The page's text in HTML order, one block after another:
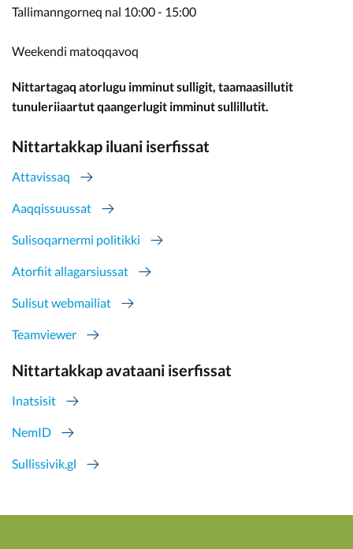
Tallimanngorneq nal 10:00 - 15:00
Weekendi matoqqavoq
Nittartagaq atorlugu imminut sulligit, taamaasillutit
tunuleriiaartut qaangerlugit imminut sullillutit.
Nittartakkap iluani iserfissat
Attavissaq
Aaqqissuussat
Sulisoqarnermi politikki
Atorfiit allagarsiussat
Sulisut webmailiat
Teamviewer
Nittartakkap avataani iserfissat
Inatsisit
NemID
Sullissivik.gl